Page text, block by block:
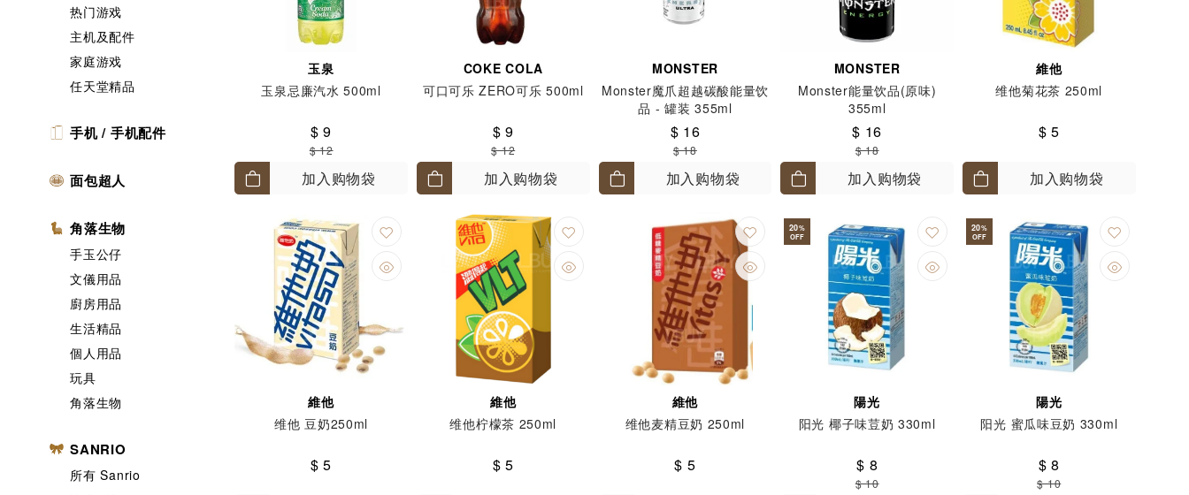
热门游戏
主机及配件
家庭游戏
任天堂精品
手机 / 手机配件
面包超人
角落生物
手玉公仔
文儀用品
廚房用品
生活精品
個人用品
玩具
角落生物
SANRIO
所有 Sanrio
玉泉
玉泉忌廉汽水 500ml
$ 9
$ 12
加入购物袋
COKE COLA
可口可乐 ZERO可乐 500ml
$ 9
$ 12
加入购物袋
MONSTER
Monster魔爪超越碳酸能量饮
品 - 罐装 355ml
$ 16
$ 18
加入购物袋
MONSTER
Monster能量饮品(原味)
355ml
$ 16
$ 18
加入购物袋
維他
维他菊花茶 250ml
$ 5
加入购物袋
維他
维他 豆奶250ml
$ 5
維他
维他柠檬茶 250ml
$ 5
維他
维他麦精豆奶 250ml
$ 5
20%
OFF
陽光
阳光 椰子味荳奶 330ml
$ 8
$ 10
20%
OFF
陽光
阳光 蜜瓜味豆奶 330ml
$ 8
$ 10